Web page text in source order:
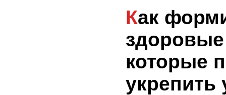
Как формировать
которые
укрепить